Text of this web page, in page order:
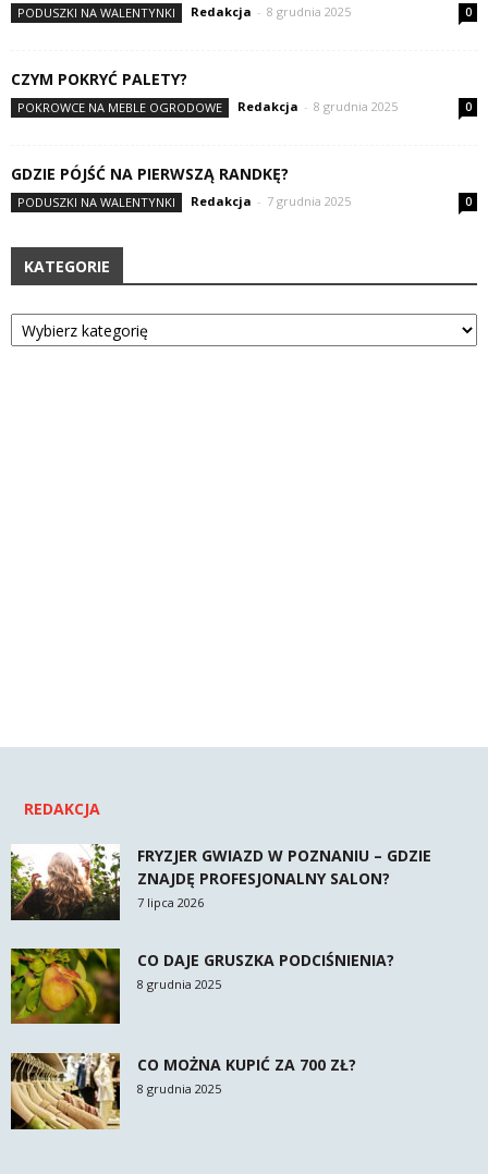
PODUSZKI NA WALENTYNKI Redakcja - 8 grudnia 2025 0
CZYM POKRYĆ PALETY?
POKROWCE NA MEBLE OGRODOWE Redakcja - 8 grudnia 2025 0
GDZIE PÓJŚĆ NA PIERWSZĄ RANDKĘ?
PODUSZKI NA WALENTYNKI Redakcja - 7 grudnia 2025 0
KATEGORIE
Kategorie
REDAKCJA
FRYZJER GWIAZD W POZNANIU – GDZIE
ZNAJDĘ PROFESJONALNY SALON?
7 lipca 2026
CO DAJE GRUSZKA PODCIŚNIENIA?
8 grudnia 2025
CO MOŻNA KUPIĆ ZA 700 ZŁ?
8 grudnia 2025